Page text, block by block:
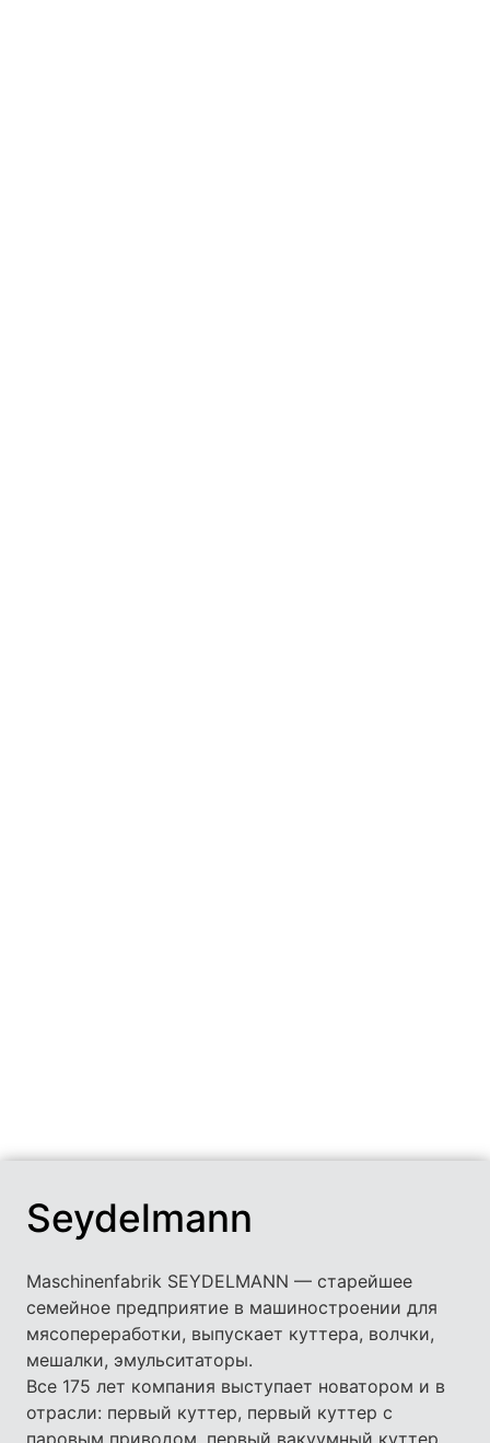
Seydelmann
Maschinenfabrik SEYDELMANN — старейшее
семейное предприятие в машиностроении для
мясопереработки, выпускает куттера, волчки,
мешалки, эмульситаторы.
Все 175 лет компания выступает новатором и в
отрасли: первый куттер, первый куттер с
паровым приводом, первый вакуумный куттер,